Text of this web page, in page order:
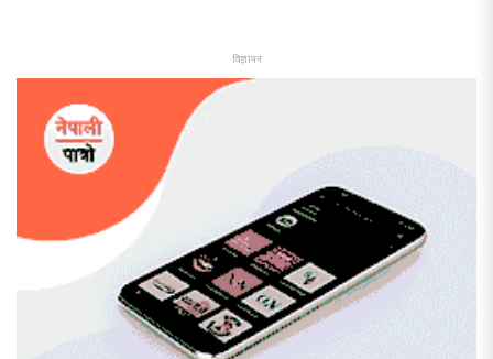
विज्ञापन